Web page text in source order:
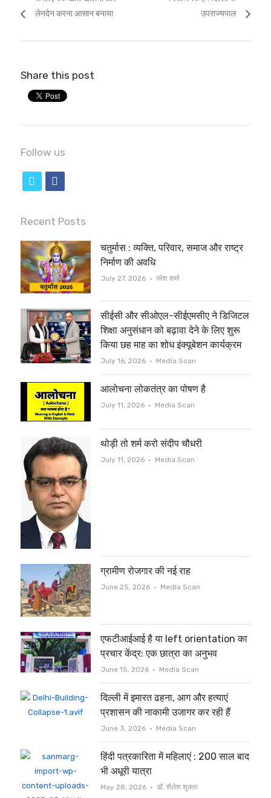
लेनदेन करना आसान बनाया
उपराज्यपाल
Share this post
Follow us
i
t
t
e
r
c
e
b
o
o
k
Recent Posts
चतुर्मास : व्यक्ति, परिवार, समाज और राष्ट्र
निर्माण की अवधि
July 27, 2026 Author
रमेश शर्मा
सीईसी और सीओएल-सीईएमसीए ने डिजिटल
शिक्षा अनुसंधान को बढ़ावा देने के लिए शुरू
किया छह माह का शोध इंक्यूबेशन कार्यक्रम
July 16, 2026 Author
Media Scan
आलोचना लोकतंत्र का पोषण है
July 11, 2026 Author
Media Scan
थोड़ी तो शर्म करो संदीप चौधरी
July 11, 2026 Author
Media Scan
ग्रामीण रोजगार की नई राह
June 25, 2026 Author
Media Scan
एफटीआईआई है या left orientation का
प्रचार केंद्र: एक छात्रा का अनुभव
June 15, 2026 Author
Media Scan
दिल्ली में इमारत ढहना, आग और हत्याएं
प्रशासन की नाकामी उजागर कर रही हैं
June 3, 2026 Author
Media Scan
हिंदी पत्रकारिता में महिलाएं : 200 साल बाद
भी अधूरी यात्रा
May 28, 2026 Author
डॉ. शैलेश शुक्ला